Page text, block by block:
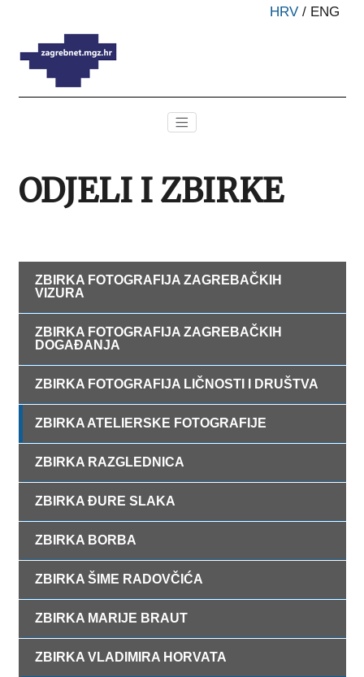
HRV / ENG
ODJELI I ZBIRKE
ZBIRKA FOTOGRAFIJA ZAGREBAČKIH
VIZURA
ZBIRKA FOTOGRAFIJA ZAGREBAČKIH
DOGAĐANJA
ZBIRKA FOTOGRAFIJA LIČNOSTI I DRUŠTVA
ZBIRKA ATELIERSKE FOTOGRAFIJE
ZBIRKA RAZGLEDNICA
ZBIRKA ĐURE SLAKA
ZBIRKA BORBA
ZBIRKA ŠIME RADOVČIĆA
ZBIRKA MARIJE BRAUT
ZBIRKA VLADIMIRA HORVATA